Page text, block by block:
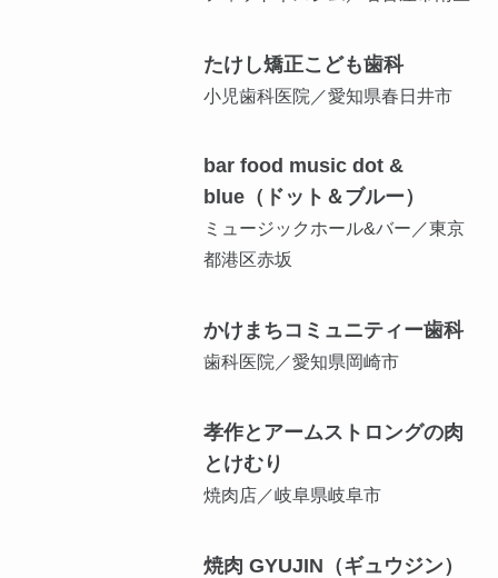
たけし矯正こども歯科
小児歯科医院／愛知県春日井市
bar food music dot &
blue（ドット＆ブルー）
ミュージックホール&バー／東京
都港区赤坂
かけまちコミュニティー歯科
歯科医院／愛知県岡崎市
孝作とアームストロングの肉
とけむり
焼肉店／岐阜県岐阜市
焼肉 GYUJIN（ギュウジン）